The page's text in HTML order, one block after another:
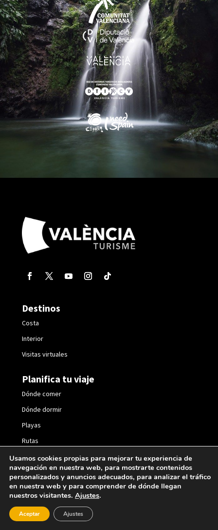
Destinos
Costa
Interior
Visitas virtuales
Planifica tu viaje
Dónde comer
Dónde dormir
Playas
Rutas
Fiestas
2021 © València Turisme |
Política de cookies
Usamos cookies propias para mejorar tu experiencia de
navegación en nuestra web, para mostrarte contenidos
personalizados y anuncios adecuados, para analizar el tráfico
en nuestra web y para comprender de dónde llegan
nuestros visitantes. Ajustes.
Aceptar Ajustes